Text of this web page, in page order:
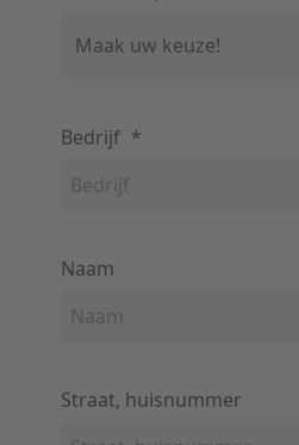
Bedrijf *
Naam
Straat, huisnummer